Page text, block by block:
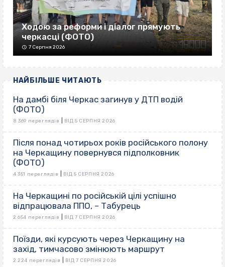
Ходою за реформи і діалог прямують
черкасці (ФОТО)
7 Серпня 2026
НАЙБІЛЬШЕ ЧИТАЮТЬ
На дамбі біля Черкас загинув у ДТП водій
(ФОТО)
8 369 переглядів ВІД 5 СЕРПНЯ 2026
Після понад чотирьох років російського полону
на Черкащину повернувся підполковник
(ФОТО)
4 351 переглядів ВІД 5 СЕРПНЯ 2026
На Черкащині по російській цілі успішно
відпрацювала ППО, – Табурець
2 654 переглядів ВІД 7 СЕРПНЯ 2026
Поїзди, які курсують через Черкащину на
захід, тимчасово змінюють маршрут
2 224 переглядів ВІД 7 СЕРПНЯ 2026